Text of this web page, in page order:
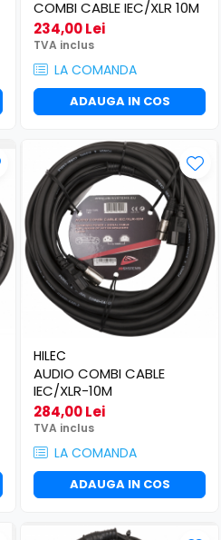
COMBI CABLE IEC/XLR 10M
234,00 Lei
TVA inclus
LA COMANDA
ADAUGA IN COS
HILEC
AUDIO COMBI CABLE
IEC/XLR-10M
284,00 Lei
TVA inclus
LA COMANDA
ADAUGA IN COS